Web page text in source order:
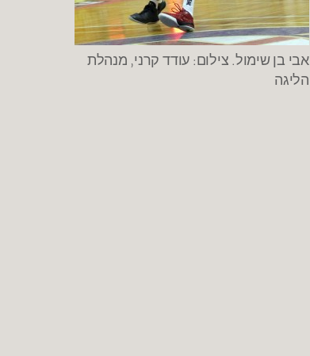
אבי בן שימול. צילום: עודד קרני, מנהלת
הליגה